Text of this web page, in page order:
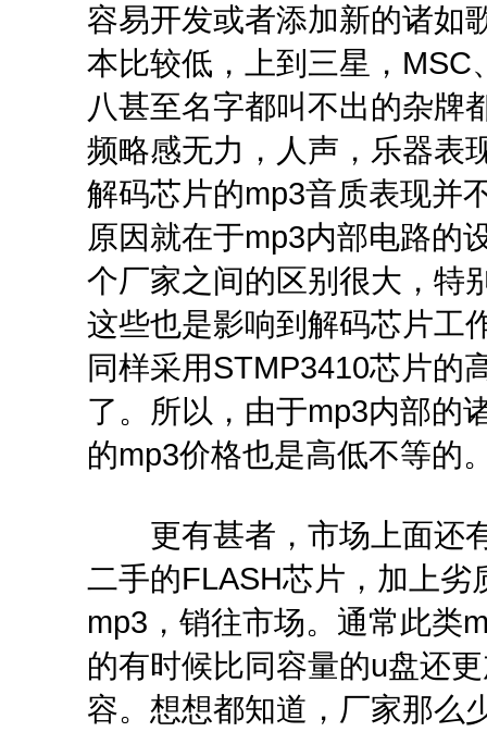
容易开发或者添加新的诸如
本比较低，上到三星，
八甚至名字都叫不出的杂牌
频略感无力，人声，乐器表
解码芯片的mp3音质表现并
原因就在于mp3内部电路的
个厂家之间的区别很大，特
这些也是影响到解码芯片工
同样采用STMP3410芯片的
了。所以，由于mp3内部的
的mp3价格也是高低不等的
更有甚者，市场上面还有
二手的FLASH芯片，加上
mp3，销往市场。通常此类
的有时候比同容量的u盘还
容。想想都知道，厂家那么